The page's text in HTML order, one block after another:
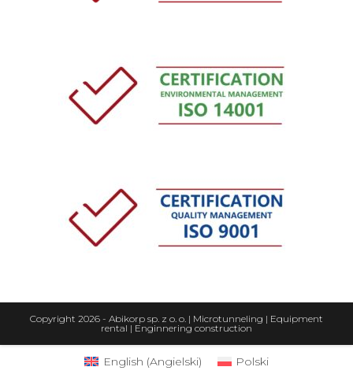
Copyright 2026 - Abikorp sp. z o. o. | Microtunneling | Equipment
rental | Enginnering construction
English (Angielski) Polski